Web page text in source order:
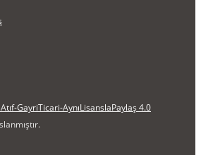
GayriTicari-AynıLisanslaPaylaş 4.0